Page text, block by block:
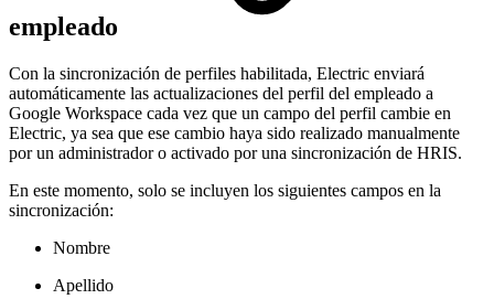
empleado
Con la sincronización de perfiles habilitada, Electric enviará
automáticamente las actualizaciones del perfil del empleado a
Google Workspace cada vez que un campo del perfil cambie en
Electric, ya sea que ese cambio haya sido realizado manualmente
por un administrador o activado por una sincronización de HRIS.
En este momento, solo se incluyen los siguientes campos en la
sincronización:
Nombre
Apellido